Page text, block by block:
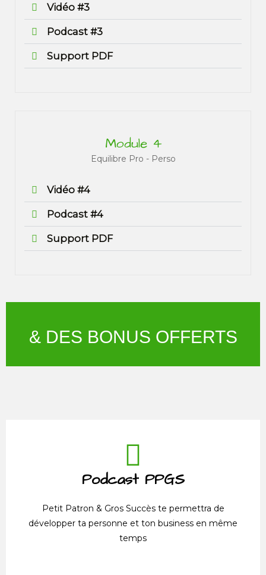
Vidéo #3
Podcast #3
Support PDF
Module 4
Equilibre Pro - Perso
Vidéo #4
Podcast #4
Support PDF
& DES BONUS OFFERTS
Podcast PPGS
Petit Patron & Gros Succès te permettra de
développer ta personne et ton business en même
temps